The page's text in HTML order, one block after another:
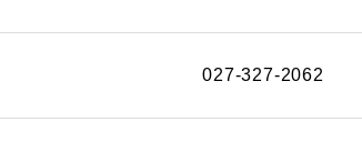
027-327-2062